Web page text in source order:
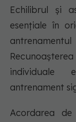
Echilibrul și
esențiale în
individuale
antrenament
Acordarea